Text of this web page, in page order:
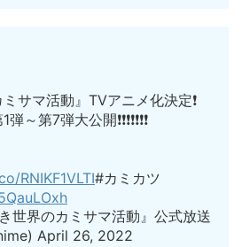
サマ活動』TVアニメ化決定❗️
第7弾大公開❗️❗️❗️❗️❗️❗️❗️
RNIKF1VLTI#カミカツ
世界のカミサマ活動』公式放送
April 26, 2022